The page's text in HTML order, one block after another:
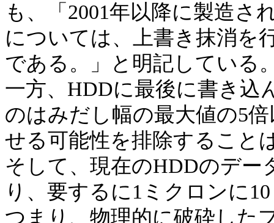
も、「2001年以降に製造さ
については、上書き抹消を
である。」と明記している
一方、HDDに最後に書き込
のはみだし幅の最大値の5
せる可能性を排除すること
そして、現在のHDDのデー
り、要するに1ミクロンに
つまり、物理的に破砕した